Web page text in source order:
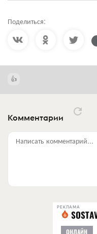
Поделиться:
Комментарии
Написать комментарий...
РЕКЛАМА